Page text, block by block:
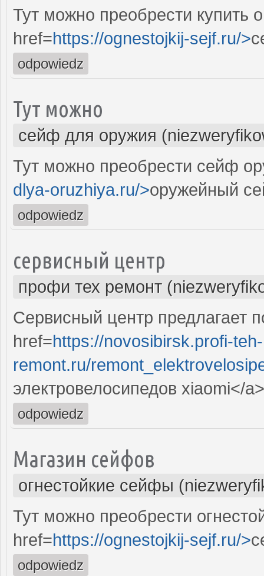
Тут можно преобрести купить
href=https://ognestojkij-sejf.ru/>
odpowiedz
Тут можно
сейф для оружия
Тут можно преобрести сейф
dlya-oruzhiya.ru/>оружейный
odpowiedz
сервисный центр
профи тех ремонт
Сервисный центр предлагает
href=https://novosibirsk.profi-teh-
remont.ru/
электровелосипедов xiaomi</a>
odpowiedz
Магазин сейфов
огнестойкие сейфы
Тут можно преобрести
href=https://ognestojkij-sejf.ru/>
odpowiedz